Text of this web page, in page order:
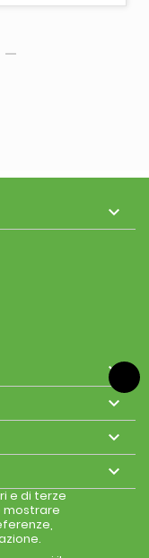





e di terze
mostrare